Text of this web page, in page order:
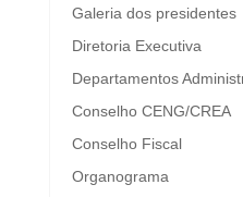
Galeria dos presidentes
Diretoria Executiva
Departamentos
Conselho CENG/CREA
Conselho Fiscal
Organograma